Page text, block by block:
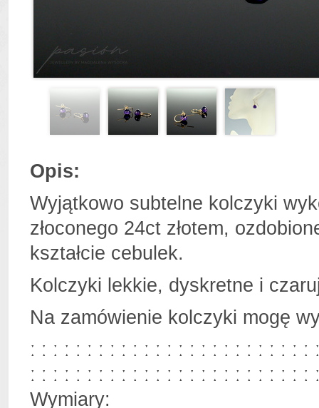
Opis:
Wyjątkowo subtelne kolczyki
złoconego 24ct złotem,
kształcie cebulek.
Kolczyki lekkie, dyskretne i
Na zamówienie kolczyki mogę
ː ː ː ː ː ː ː ː ː ː ː ː ː ː ː ː ː ː ː ː ː ː ː ː
ː ː ː ː ː ː ː ː ː ː ː ː ː ː ː ː ː ː ː ː ː ː ː ː ː
Wymiary: